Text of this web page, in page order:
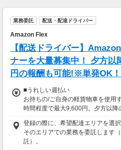
▼月収例
25万5,300円
＝(時給1,200円×8h＋残業1h)×23日
▼貯金の目安
＜リゾートバイト＞
住まい ：無料
水道光熱費：無料
食費 ：無料
スマホ ：0.5万円
そのほか ：1.5万円
社会保険 ：3万円
-----------------------
支出合計 ：5万円
→毎月20万円程度の貯金が目指せま
業務委託 配送・配達ドライバー
Amazon Flex
【配送ドライバー】
ナーを大量募集中！ 夕方以
円の報酬も可能!※単発OK！
■うれしい週払い
お持ちの/ご自身の軽貨物車を使用
時間程度で最大9,600円。夕方以
と４時間程度で最大10,200円の報
能！給与ではなく、委託業務に応じ
支払いする業務委託のお仕事です。
払い。
登録の際に、希望配達エリアを選択
そのエリアでの業務を委託します
託）。